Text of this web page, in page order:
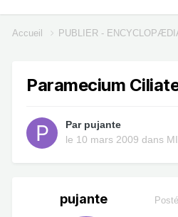
Accueil PUBLIER -
Paramecium
Par pujante
le 10 mars 2009 dans
pujante